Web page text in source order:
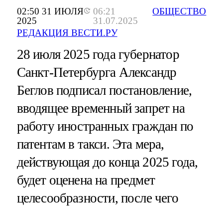
02:50 31 ИЮЛЯ
2025
06:21
31.07.2025
РЕДАКЦИЯ ВЕСТИ.РУ
ОБЩЕСТВО
28 июля 2025 года губернатор
Санкт-Петербурга Александр
Беглов подписал постановление,
вводящее временный запрет на
работу иностранных граждан по
патентам в такси. Эта мера,
действующая до конца 2025 года,
будет оценена на предмет
целесообразности, после чего